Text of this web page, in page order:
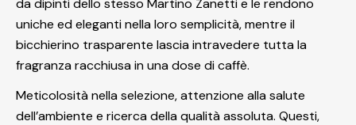
da dipinti dello stesso Martino Zanetti e le rendono
uniche ed eleganti nella loro semplicità, mentre il
bicchierino trasparente lascia intravedere tutta la
fragranza racchiusa in una dose di caffè.
Meticolosità nella selezione, attenzione alla salute
dell’ambiente e ricerca della qualità assoluta. Questi,